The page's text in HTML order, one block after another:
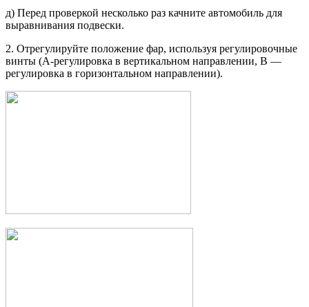
д) Перед проверкой несколько раз качните автомобиль для
выравни­вания подвески.
2. Отрегулируйте положение фар, ис­пользуя регулировочные
винты (А-регулировка в вертикальном направ­лении, В —
регулировка в горизонталь­ном направлении).